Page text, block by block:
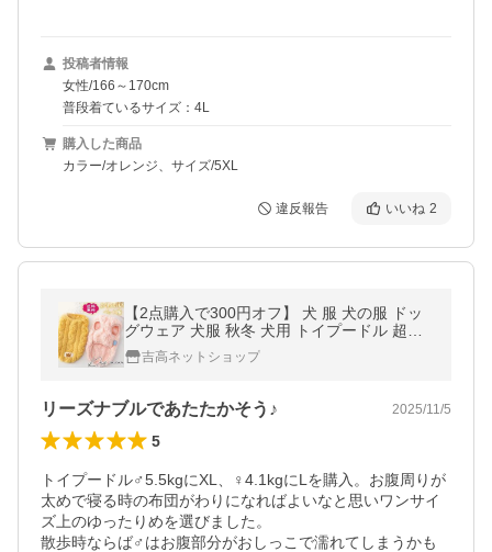
投稿者情報
女性/166～170cm
普段着ているサイズ：4L
購入した商品
カラー/オレンジ、サイズ/5XL
違反報告 いいね 2
【2点購入で300円オフ】 犬 服 犬の服 ドッ
グウェア 犬服 秋冬 犬用 トイプードル 超小
型犬 中型犬 ペット用 猫 もこもこ 柔らかい
おしゃれ 可愛い お散歩
吉高ネットショップ
リーズナブルであたたかそう♪ 2025/11/5
5
トイプードル♂5.5kgにXL、♀4.1kgにLを購入。お腹周りが
太めで寝る時の布団がわりになればよいなと思いワンサイ
ズ上のゆったりめを選びました。
散歩時ならば♂はお腹部分がおしっこで濡れてしまうかも